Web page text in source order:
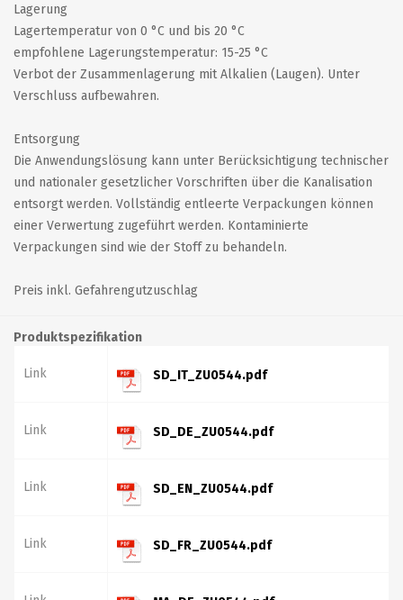
Lagerung
Lagertemperatur von 0 °C und bis 20 °C
empfohlene Lagerungstemperatur: 15-25 °C
Verbot der Zusammenlagerung mit Alkalien (Laugen). Unter
Verschluss aufbewahren.
Entsorgung
Die Anwendungslösung kann unter Berücksichtigung technischer
und nationaler gesetzlicher Vorschriften über die Kanalisation
entsorgt werden. Vollständig entleerte Verpackungen können
einer Verwertung zugeführt werden. Kontaminierte
Verpackungen sind wie der Stoff zu behandeln.
Preis inkl. Gefahrengutzuschlag
Produktspezifikation
Link SD_IT_ZU0544.pdf
Link SD_DE_ZU0544.pdf
Link SD_EN_ZU0544.pdf
Link SD_FR_ZU0544.pdf